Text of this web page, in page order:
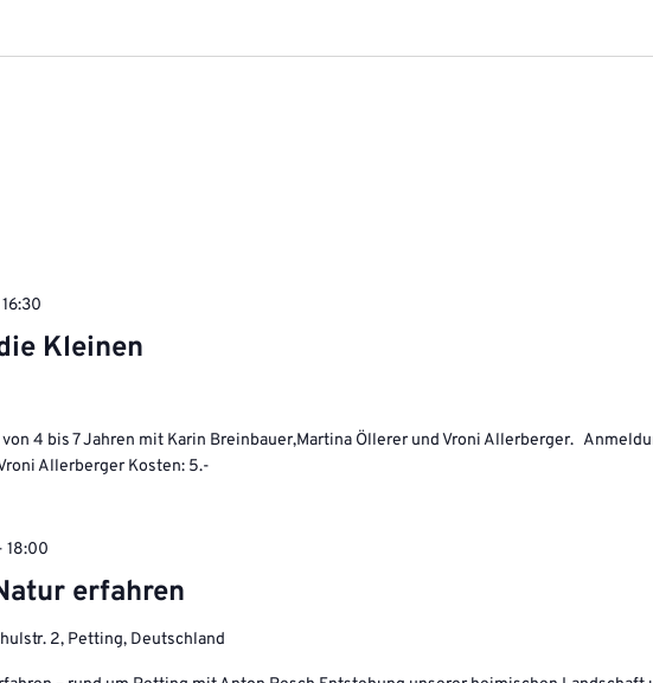
Kleinen
16:30
4 bis 7 Jahren mit Karin Breinbauer,Martina Öllerer und Vroni Allerberger.
Allerberger Kosten: 5.-
erfahren
18:00
2, Petting, Deutschland